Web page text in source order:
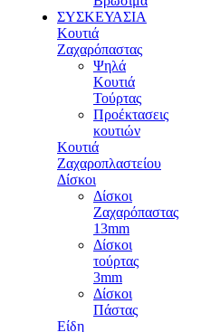
ΣΥΣΚΕΥΑΣΙΑ
Κουτιά
Ζαχαρόπαστας
Ψηλά
Κουτιά
Τούρτας
Προέκτασεις
κουτιών
Κουτιά
Ζαχαροπλαστείου
Δίσκοι
Δίσκοι
Ζαχαρόπαστας
13mm
Δίσκοι
τούρτας
3mm
Δίσκοι
Πάστας
Είδη